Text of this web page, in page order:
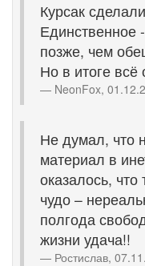
Курсак
Единственное
позже, чем
Но в итоге всё
NeonFox,
Не думал, что
материал в
оказалось,
чудо –
полгода
жизни удача!!
Ростислав,